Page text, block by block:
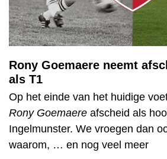
Rony Goemaere neemt
als T1
Op het einde van het huidige
Rony Goemaere afscheid als
Ingelmunster. We vroegen dan
waarom, … en nog veel meer